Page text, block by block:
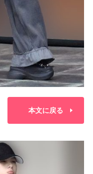
本文に戻る